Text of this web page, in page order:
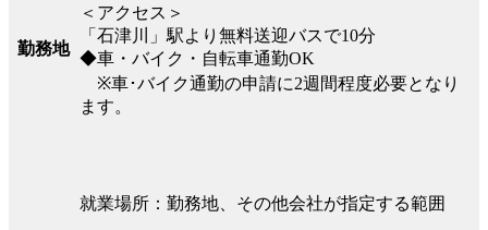
勤務地
＜アクセス＞
「石津川」駅より無料送迎バスで10分
◆車・バイク・自転車通勤OK
※車･バイク通勤の申請に2週間程度必要となり
ます。
就業場所：勤務地、その他会社が指定する範囲